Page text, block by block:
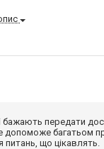
бажають передати
допоможе багатьом
що цікавлять.